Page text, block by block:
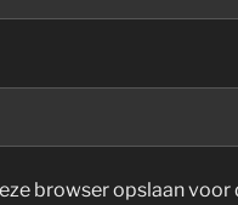
browser opslaan